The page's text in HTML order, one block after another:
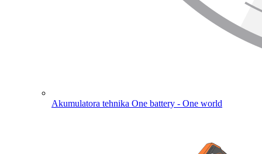
Akumulatora tehnika One battery - One world